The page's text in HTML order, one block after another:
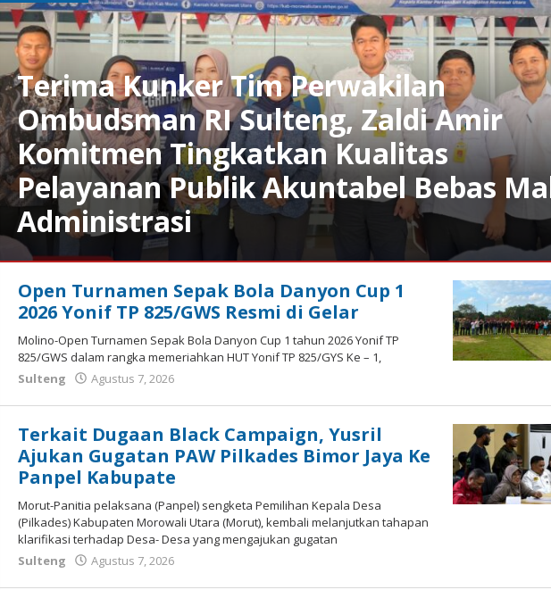
Terima Kunker Tim Perwakilan
Ombudsman RI Sulteng, Zaldi Amir
Komitmen Tingkatkan Kualitas
Pelayanan Publik Akuntabel Bebas
Administrasi
Agustus
2026
oleh
redaksisulut
Open Turnamen Sepak Bola Danyon Cup 1
2026 Yonif TP 825/GWS Resmi di Gelar
Molino-Open Turnamen Sepak Bola Danyon Cup 1 tahun 2026 Yonif TP
825/GWS dalam rangka memeriahkan HUT Yonif TP 825/GYS Ke – 1,
Sulteng
Agustus 7, 2026
Terkait Dugaan Black Campaign, Yusril
Ajukan Gugatan PAW Pilkades Bimor Jaya Ke
Panpel Kabupate
Morut-Panitia pelaksana (Panpel) sengketa Pemilihan Kepala Desa
(Pilkades) Kabupaten Morowali Utara (Morut), kembali melanjutkan tahapan
klarifikasi terhadap Desa- Desa yang mengajukan gugatan
Sulteng
Agustus 7, 2026